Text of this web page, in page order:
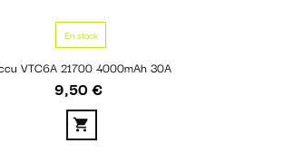
En stock
VTC6A 21700 4000mAh 30A
Prix
9,50 €